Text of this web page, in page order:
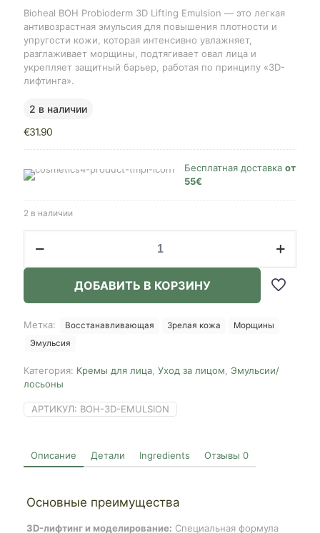
Описание Детали Ingredients Отзывы 0
Основные преимущества
3D-лифтинг и моделирование: Специальная формула
Bioheal BOH Probioderm 3D Lifting Emulsion — это легкая
антивозрастная эмульсия для повышения плотности и
упругости кожи, которая интенсивно увлажняет,
разглаживает морщины, подтягивает овал лица и
укрепляет защитный барьер, работая по принципу «3D-
лифтинга».
2 в наличии
€31.90
Бесплатная доставка от
55€
2 в наличии
товара
3D
Emulsion,
150ml
ДОБАВИТЬ В КОРЗИНУ
Метка: Восстанавливающая Зрелая кожа
Морщины
Эмульсия
Категория: Кремы для лица Уход за лицом
Эмульсии/
лосьоны
АРТИКУЛ: BOH-3D-EMULSION